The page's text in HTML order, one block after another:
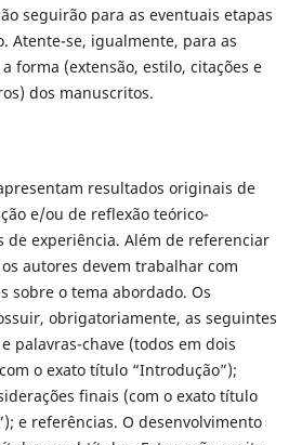
seguirão para as eventuais etapas
Atente-se, igualmente, para as
forma (extensão, estilo, citações e
dos manuscritos.
resultados originais de
e/ou de reflexão teórico-
de experiência. Além de referenciar
autores devem trabalhar com
sobre o tema abordado. Os
obrigatoriamente, as seguintes
palavras-chave (todos em dois
o exato título “Introdução”);
finais (com o exato título
e referências. O desenvolvimento